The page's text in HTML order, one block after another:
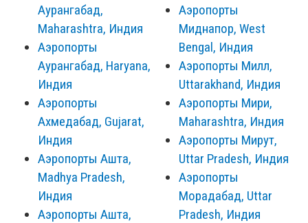
Аурангабад,
Maharashtra, Индия
Аэропорты
Аурангабад, Haryana,
Индия
Аэропорты
Ахмедабад, Gujarat,
Индия
Аэропорты Ашта,
Madhya Pradesh,
Индия
Аэропорты Ашта,
Аэропорты
Миднапор, West
Bengal, Индия
Аэропорты Милл,
Uttarakhand, Индия
Аэропорты Мири,
Maharashtra, Индия
Аэропорты Мирут,
Uttar Pradesh, Индия
Аэропорты
Морадабад, Uttar
Pradesh, Индия